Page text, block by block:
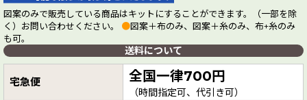
図案のみで販売している商品はキットにすることができます。（一部を除
く）お問い合わせください。 ●図案＋布のみ、図案＋糸のみ、布+糸のみ
も可。
送料について
宅急便 全国一律700円
（時間指定可、代引き可）